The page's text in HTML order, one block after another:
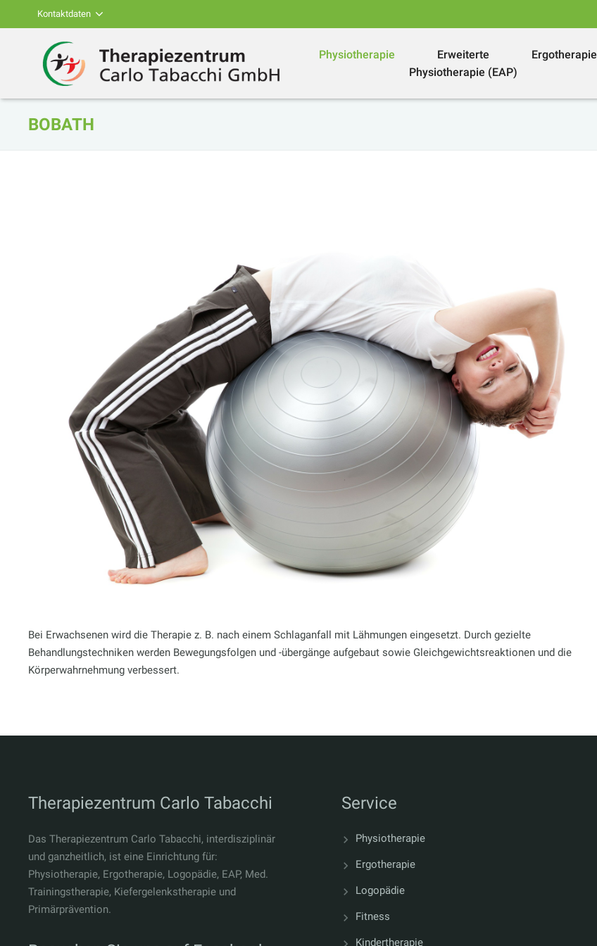
Kontaktdaten
Physiotherapie
Erweiterte
Physiotherapie (EAP)
Ergotherapie
BOBATH
Bei Erwachsenen wird die Therapie z. B. nach einem Schlaganfall mit Lähmungen eingesetzt. Durch gezielte
Behandlungstechniken werden Bewegungsfolgen und -übergänge aufgebaut sowie Gleichgewichtsreaktionen und die
Körperwahrnehmung verbessert.
Therapiezentrum Carlo Tabacchi
Das Therapiezentrum Carlo Tabacchi, interdisziplinär
und ganzheitlich, ist eine Einrichtung für:
Physiotherapie, Ergotherapie, Logopädie, EAP, Med.
Trainingstherapie, Kiefergelenkstherapie und
Primärprävention.
Service
Physiotherapie
Ergotherapie
Logopädie
Fitness
Kindertherapie